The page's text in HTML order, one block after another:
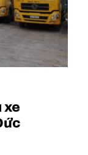
xe